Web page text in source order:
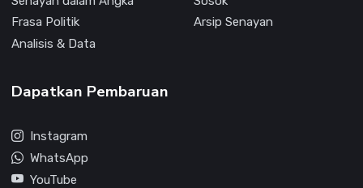
Frasa Politik
Arsip Senayan
Analisis & Data
Dapatkan Pembaruan
Instagram
WhatsApp
YouTube